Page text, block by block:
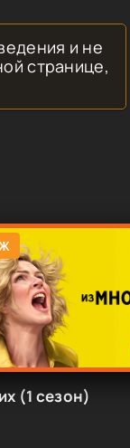
и не
странице,
(1 сезон)